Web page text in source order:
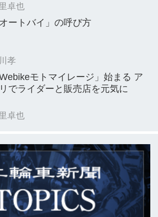
卓也
オートバイ」の呼び方
孝
Webikeモトマイレージ」始まる ア
でライダーと販売店を元気に
卓也